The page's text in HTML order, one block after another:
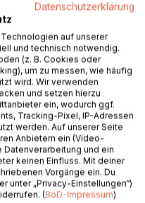
von seinem Weg
neue Haltung: Well
Wirken ohne
um
Arbeitsweise entfalten
emotionale Intelligenz
fliessen darf, wenn
führt durch persönliche
Formate.
sich selbst lädt Florian
Datenschutzerklärung
auf unserer
und technisch notwendig.
(z. B. Cookies oder
um zu messen, wie häufig
wird. Wir verwenden
und setzen hierzu
ein, wodurch ggf.
Tracking-Pixel, IP-Adressen
werden. Auf unserer Seite
Anbietern ein (Video-
und ein
keinen Einfluss. Mit deiner
Vorgänge ein. Du
unter „Privacy-Einstellungen“)
(BoD-Impressum)